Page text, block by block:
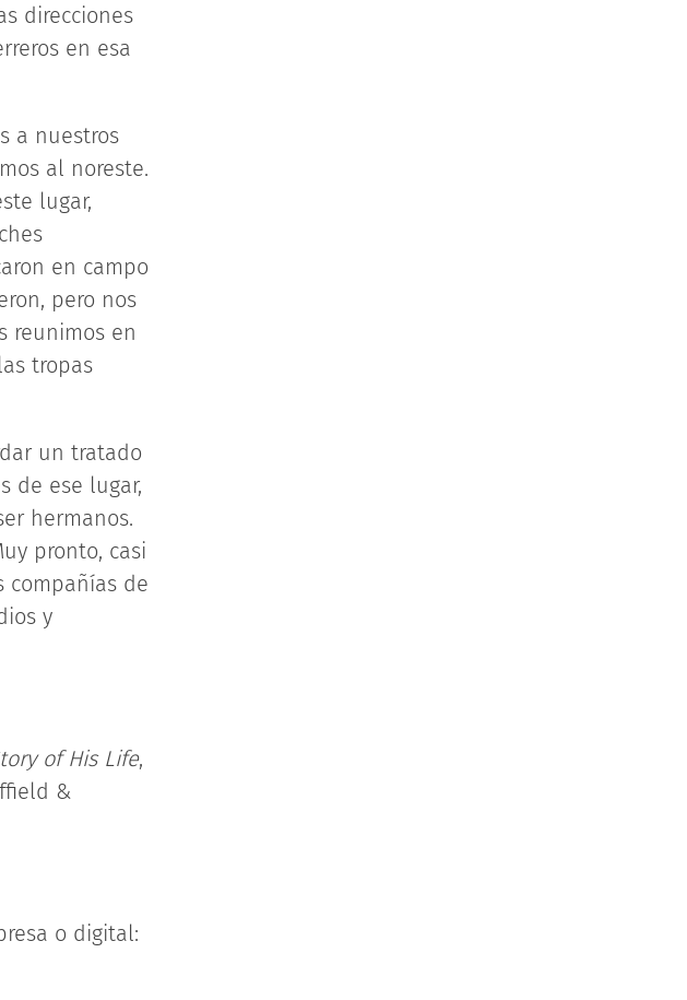
direcciones
en esa
a nuestros
al noreste.
lugar,
en campo
pero nos
reunimos en
tropas
un tratado
de ese lugar,
hermanos.
pronto, casi
compañías de
y
of His Life,
&
o digital: